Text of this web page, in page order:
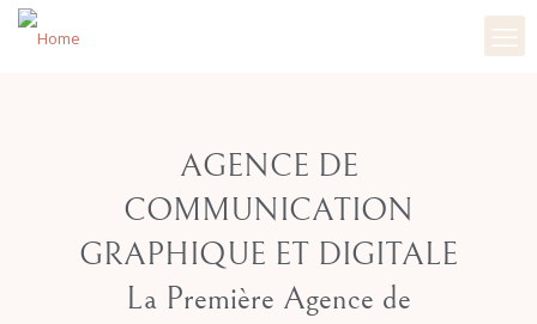
AGENCE DE
COMMUNICATION
GRAPHIQUE ET DIGITALE
La Première Agence de